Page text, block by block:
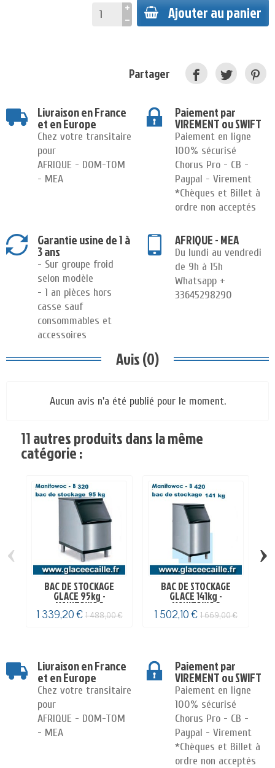
Ajouter au panier
Partager
Livraison en France
et en Europe
Chez votre transitaire
pour
AFRIQUE - DOM-TOM
- MEA
Paiement par
VIREMENT ou SWIFT
Paiement en ligne
100% sécurisé
Chorus Pro - CB -
Paypal - Virement
*Chèques et Billet à
ordre non acceptés
Garantie usine de 1 à
3 ans
- Sur groupe froid
selon modèle
- 1 an pièces hors
casse sauf
consommables et
accessoires
AFRIQUE - MEA
Du lundi au vendredi
de 9h à 15h
Whatsapp +
33645298290
Avis (0)
Aucun avis n'a été publié pour le moment.
11 autres produits dans la même
catégorie :
BAC DE STOCKAGE
GLACE 95kg -
MANITOWOC
1 339,20 €1 488,00 €
BAC DE STOCKAGE
GLACE 141kg -
MANITOWOC
1 502,10 € 1 669,00 €
‹ ›
Livraison en France
et en Europe
Chez votre transitaire
pour
AFRIQUE - DOM-TOM
- MEA
Paiement par
VIREMENT ou SWIFT
Paiement en ligne
100% sécurisé
Chorus Pro - CB -
Paypal - Virement
*Chèques et Billet à
ordre non acceptés